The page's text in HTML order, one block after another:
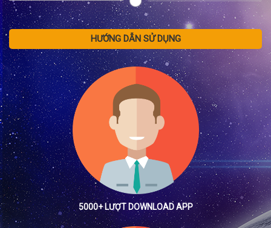
HƯỚNG DẪN SỬ DỤNG
5000+ LƯỢT DOWNLOAD APP